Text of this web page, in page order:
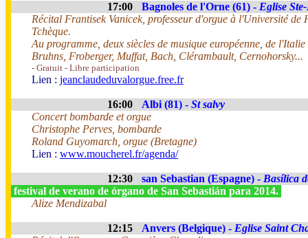
17:00 Bagnoles de l'Orne (61) - Eglise
Récital Frantisek Vanicek, professeur d'orgue à l'Université
Tchèque.
Au programme, deux siècles de musique européenne, de
Bruhns, Froberger, Muffat, Bach, Clérambault, Cernohorsky...
- Gratuit - Libre participation
Lien : jeanclaudeduvalorgue.free.fr
16:00 Albi (81) - St salvy
Concert bombarde et orgue
Christophe Perves, bombarde
Roland Guyomarch, orgue (Bretagne)
Lien : www.moucherel.fr/agenda/
12:30 san Sebastian (Espagne) - Basílica
festival de verano de órgano de San Sebastián para 2014.
Alize Mendizabal
12:15 Anvers (Belgique) - Eglise Saint